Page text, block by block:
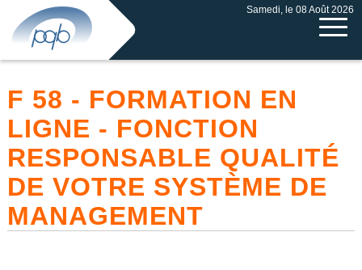
Samedi, le 08 Août 2026
F 58 - FORMATION EN
LIGNE - FONCTION
RESPONSABLE QUALITÉ
DE VOTRE SYSTÈME DE
MANAGEMENT